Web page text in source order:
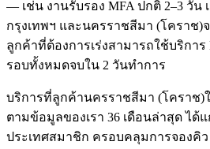
— เช่น งานรับรอง MFA ปกติ 2–3 วัน
กรุงเทพฯ และนครราชสีมา (โคราช)
ลูกค้าที่ต้องการเร่งสามารถใช้บริการ
รอบทั้งหมดจบใน 2 วันทำการ
บริการที่ลูกค้านครราชสีมา (โคราช)
ตามข้อมูลของเรา 36 เดือนล่าสุด ได้แ
ประเทศสมาชิก ครอบคลุมการจองคิว